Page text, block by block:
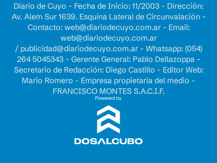
Diario de Cuyo - Fecha de Inicio: 11/2003 - Dirección:
Av. Alem Sur 1639. Esquina Lateral de Circunvalación -
Contacto: web@diariodecuyo.com.ar- Email:
web@diariodecuyo.com.ar
/ publicidad@diariodecuyo.com.ar- Whatsapp: (054)
264 5045343 - Gerente General: Pablo Dellazoppa -
Secretario de Redacción: Diego Castillo - Editor Web:
Mario Romero - Empresa propietaria del medio -
FRANCISCO MONTES S.A.C.I.F.